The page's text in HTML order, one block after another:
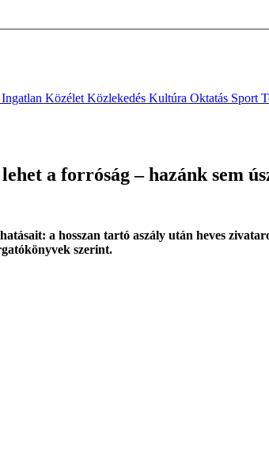
Ingatlan Közélet Közlekedés Kultúra Oktatás Sport
a forróság – hazánk sem
a hosszan tartó aszály után heves
szerint.